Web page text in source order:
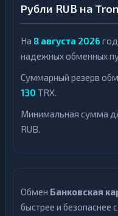
Рубли RUB на
На 8 августа 2026
надежных обменных
Суммарный резерв
130 TRX.
Минимальная сумма
RUB.
Обмен Банковская
быстрее и